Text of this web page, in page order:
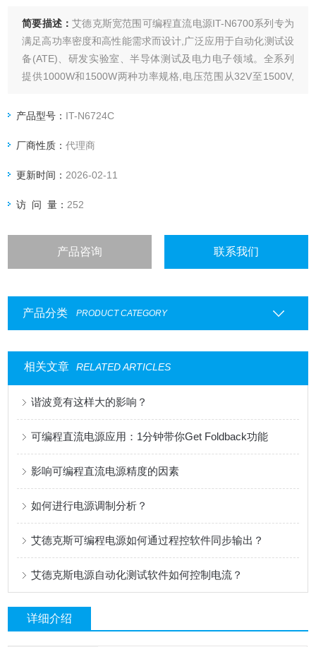
简要描述：艾德克斯宽范围可编程直流电源IT-N6700系列专为
满足高功率密度和高性能需求而设计,广泛应用于自动化测试设
备(ATE)、研发实验室、半导体测试及电力电子领域。全系列
提供1000W和1500W两种功率规格,电压范围从32V至1500V,
提供*功率输出。
产品型号： IT-N6724C
厂商性质：代理商
更新时间： 2026-02-11
访 问 量： 252
产品咨询 联系我们
产品分类 PRODUCT CATEGORY
相关文章 RELATED ARTICLES
谐波竟有这样大的影响？
可编程直流电源应用：1分钟带你Get Foldback功能
影响可编程直流电源精度的因素
如何进行电源调制分析？
艾德克斯可编程电源如何通过程控软件同步输出？
艾德克斯电源自动化测试软件如何控制电流？
详细介绍